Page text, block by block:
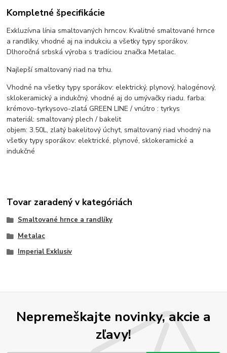
Kompletné špecifikácie
Exkluzívna línia smaltovaných hrncov. Kvalitné smaltované hrnce
a randlíky, vhodné aj na indukciu a všetky typy sporákov.
Dlhoročná srbská výroba s tradíciou značka Metalac.
Najlepší smaltovaný riad na trhu.
Vhodné na všetky typy sporákov: elektrický, plynový, halogénový,
sklokeramický a indukčný, vhodné aj do umývačky riadu. farba:
krémovo-tyrkysovo-zlatá GREEN LINE / vnútro : tyrkys
materiál: smaltovaný plech / bakelit
objem: 3.50L, zlatý bakelitový úchyt, smaltovaný riad vhodný na
všetky typy sporákov: elektrické, plynové, sklokeramické a
indukčné
Tovar zaradený v kategóriách
Smaltované hrnce a randlíky
Metalac
Imperial Exklusiv
Nepremeškajte novinky, akcie a
zľavy!